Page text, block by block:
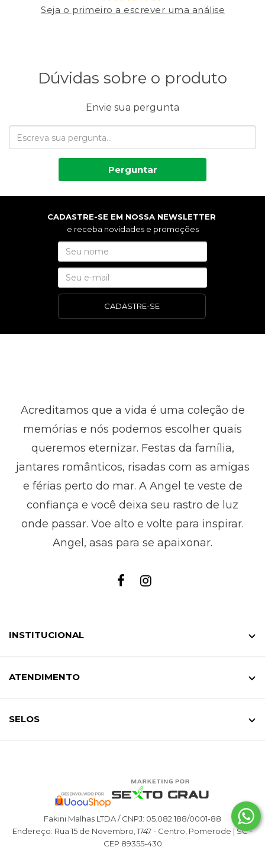
Seja o primeiro a escrever uma análise
Dúvidas sobre o produto
Envie sua pergunta
Perguntar
CADASTRE-SE EM NOSSA NEWSLETTER
e receba novidades e promoções
CADASTRE-SE
Acreditamos que a vida é uma coleção de
memórias e nós podemos escolher quais
queremos eternizar. Festas da família,
jantares românticos, risadas com as amigas
e férias perto do mar. A Angel te veste de
confiança e você deixa seu rastro de luz
onde passar. Voe alto e volte para inspirar.
Angel, asas para se apaixonar.
INSTITUCIONAL
ATENDIMENTO
SELOS
Fakini Malhas LTDA / CNPJ: 05.082.188/0001-88
Endereço: Rua 15 de Novembro, 1747 - Centro, Pomerode | SC -
CEP 89355-430